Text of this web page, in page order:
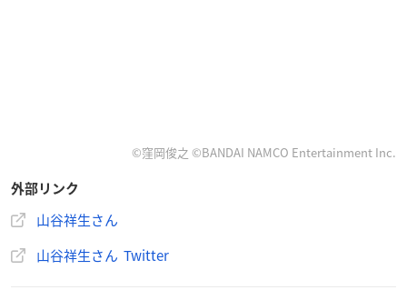
©窪岡俊之 ©BANDAI NAMCO Entertainment Inc.
外部リンク
山谷祥生さん
山谷祥生さん Twitter